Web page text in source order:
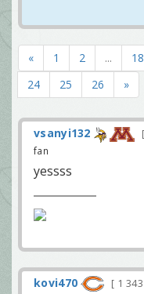
« 1 2 ... 18
24
25 26 »
vsanyi132
fan
yessss
kovi470 1 343